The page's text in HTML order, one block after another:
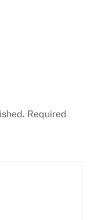
Required